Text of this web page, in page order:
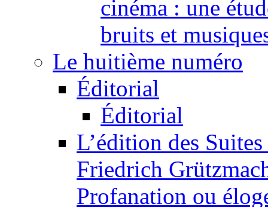
cinéma : une
bruits et
Le huitième numéro
Éditorial
Éditorial
L’édition des
Friedrich
Profanation ou